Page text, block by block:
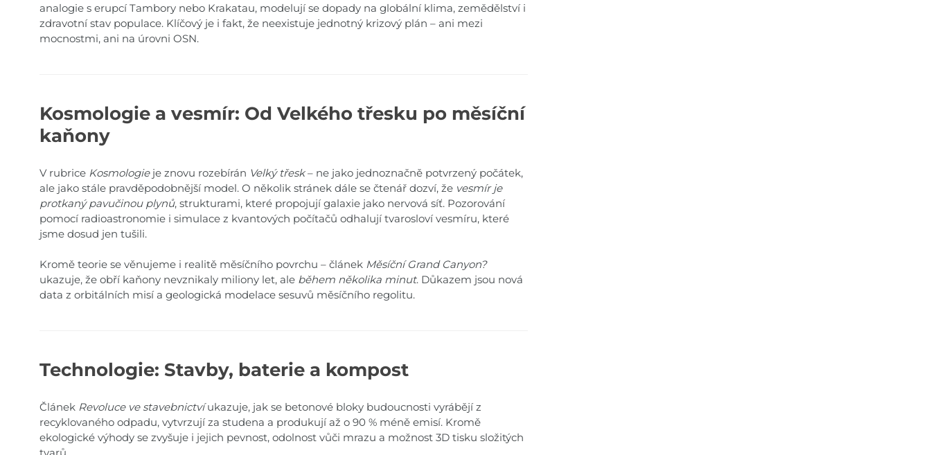
analogie s erupcí Tambory nebo Krakatau, modelují se dopady na globální klima, zemědělství i
zdravotní stav populace. Klíčový je i fakt, že neexistuje jednotný krizový plán – ani mezi
mocnostmi, ani na úrovni OSN.
Kosmologie a vesmír: Od Velkého třesku po měsíční
kaňony
V rubrice Kosmologieje znovu rozebírán Velký třesk– ne jako jednoznačně potvrzený počátek,
ale jako stále pravděpodobnější model. O několik stránek dále se čtenář dozví, že vesmír je
protkaný pavučinou plynů, strukturami, které propojují galaxie jako nervová síť. Pozorování
pomocí radioastronomie i simulace z kvantových počítačů odhalují tvarosloví vesmíru, které
jsme dosud jen tušili.
Kromě teorie se věnujeme i realitě měsíčního povrchu – článek Měsíční Grand Canyon?
ukazuje, že obří kaňony nevznikaly miliony let, ale během několika minut. Důkazem jsou nová
data z orbitálních misí a geologická modelace sesuvů měsíčního regolitu.
Technologie: Stavby, baterie a kompost
Článek Revoluce ve stavebnictvíukazuje, jak se betonové bloky budoucnosti vyrábějí z
recyklovaného odpadu, vytvrzují za studena a produkují až o 90 % méně emisí. Kromě
ekologické výhody se zvyšuje i jejich pevnost, odolnost vůči mrazu a možnost 3D tisku složitých